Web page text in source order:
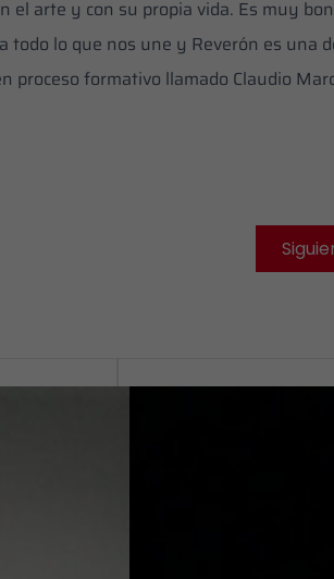
el arte y con su propia vida. Es muy
lo que nos une y Reverón es una
proceso formativo llamado Claudio